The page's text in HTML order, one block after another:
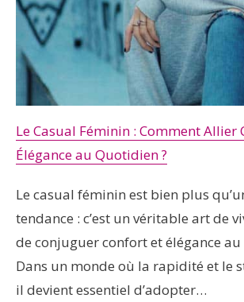
Le Casual Féminin : Comment Allier
Élégance au Quotidien ?
Le casual féminin est bien plus
tendance : c’est un véritable art de
de conjuguer confort et élégance
Dans un monde où la rapidité et le
il devient essentiel d’adopter…